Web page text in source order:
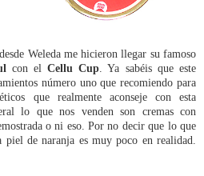
Weleda me hicieron llegar su famoso
con elCellu Cup . Ya sabéis que este
número uno que recomiendo para
que realmente aconseje con esta
lo que nos venden son cremas con
o ni eso. Por no decir que lo que
de naranja es muy poco en realidad.